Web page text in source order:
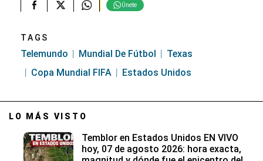
Únete
TAGS
Telemundo Mundial De Fútbol
Texas
Copa Mundial FIFA
Estados Unidos
LO MÁS VISTO
Temblor en Estados Unidos EN VIVO
hoy, 07 de agosto 2026: hora exacta,